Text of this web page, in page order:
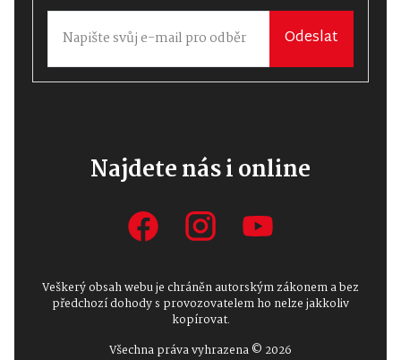
Odeslat
Najdete nás i online
Veškerý obsah webu je chráněn autorským zákonem a bez
předchozí dohody s provozovatelem ho nelze jakkoliv
kopírovat.
Všechna práva vyhrazena © 2026